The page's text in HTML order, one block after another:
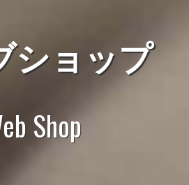
ショップ
Shop